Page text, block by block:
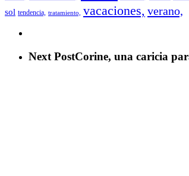
sol tendencia, tratamiento, vacaciones, verano,
Next PostCorine, una caricia